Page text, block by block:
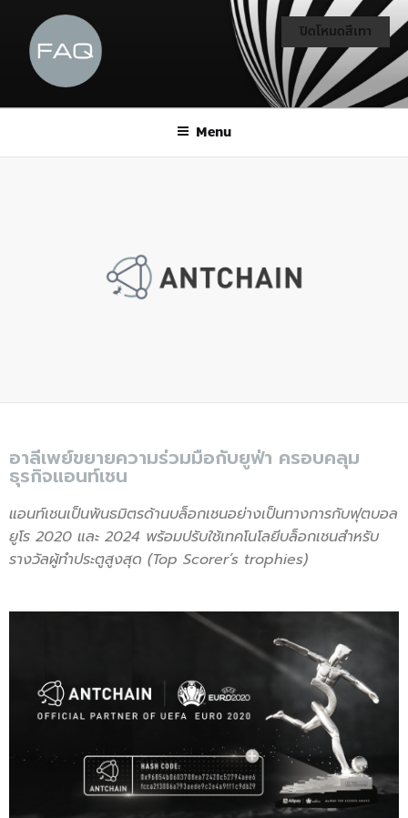
Menu
อาลีเพย์ขยายความร่วมมือกับยูฟ่า ครอบคลุม
ธุรกิจแอนท์เชน
แอนท์เชนเป็นพันธมิตรด้านบล็อกเชนอย่างเป็นทางการกับฟุตบอล
ยูโร 2020 และ 2024 พร้อมปรับใช้เทคโนโลยีบล็อกเชนสำหรับ
รางวัลผู้ทำประตูสูงสุด (Top Scorer’s trophies)
ปิดโหมดสีเทา